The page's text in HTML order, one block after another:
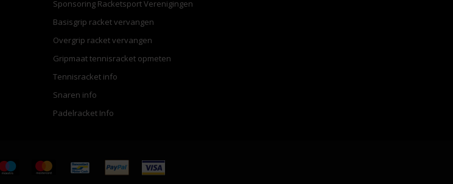
Sponsoring Racketsport Verenigingen
Basisgrip racket vervangen
Overgrip racket vervangen
Gripmaat tennisracket opmeten
Tennisracket info
Snaren info
Padelracket Info